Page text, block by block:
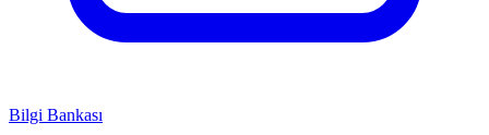
Bilgi Bankası